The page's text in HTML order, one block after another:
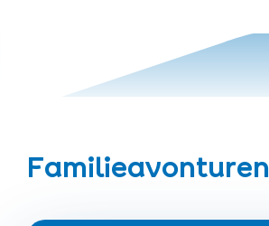
Familieavonturen